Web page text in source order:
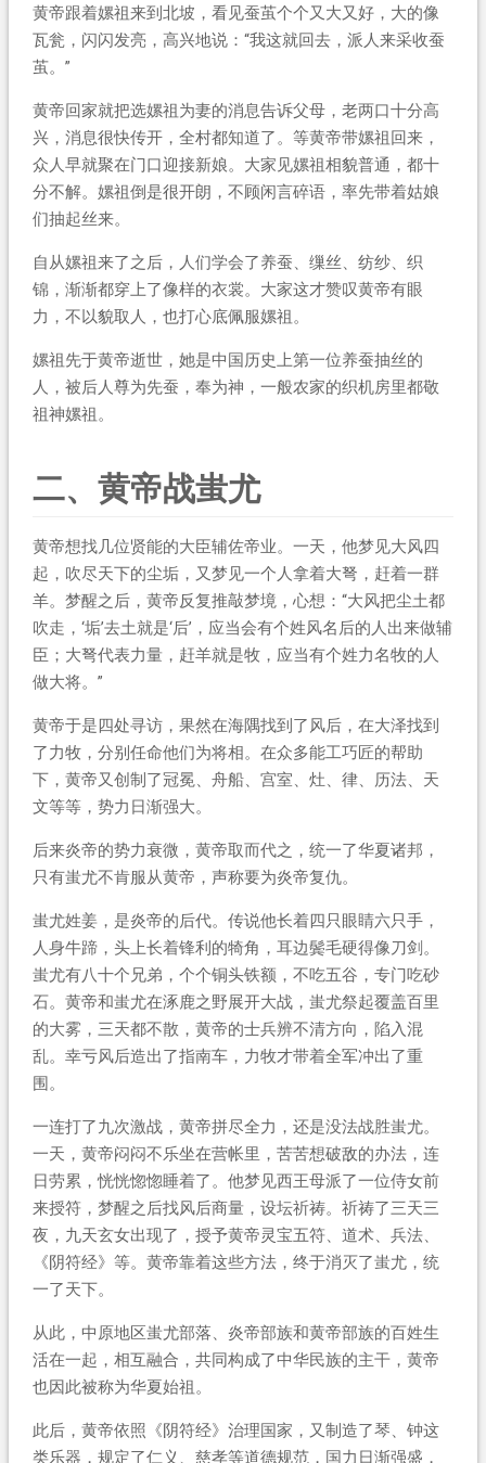
黄帝跟着嫘祖来到北坡，看见蚕茧个个又大又好，大的像
瓦瓮，闪闪发亮，高兴地说：“我这就回去，派人来采收蚕
茧。”
黄帝回家就把选嫘祖为妻的消息告诉父母，老两口十分高
兴，消息很快传开，全村都知道了。等黄帝带嫘祖回来，
众人早就聚在门口迎接新娘。大家见嫘祖相貌普通，都十
分不解。嫘祖倒是很开朗，不顾闲言碎语，率先带着姑娘
们抽起丝来。
自从嫘祖来了之后，人们学会了养蚕、缫丝、纺纱、织
锦，渐渐都穿上了像样的衣裳。大家这才赞叹黄帝有眼
力，不以貌取人，也打心底佩服嫘祖。
嫘祖先于黄帝逝世，她是中国历史上第一位养蚕抽丝的
人，被后人尊为先蚕，奉为神，一般农家的织机房里都敬
祖神嫘祖。
二、黄帝战蚩尤
黄帝想找几位贤能的大臣辅佐帝业。一天，他梦见大风四
起，吹尽天下的尘垢，又梦见一个人拿着大弩，赶着一群
羊。梦醒之后，黄帝反复推敲梦境，心想：“大风把尘土都
吹走，‘垢’去土就是‘后’，应当会有个姓风名后的人出来做辅
臣；大弩代表力量，赶羊就是牧，应当有个姓力名牧的人
做大将。”
黄帝于是四处寻访，果然在海隅找到了风后，在大泽找到
了力牧，分别任命他们为将相。在众多能工巧匠的帮助
下，黄帝又创制了冠冕、舟船、宫室、灶、律、历法、天
文等等，势力日渐强大。
后来炎帝的势力衰微，黄帝取而代之，统一了华夏诸邦，
只有蚩尤不肯服从黄帝，声称要为炎帝复仇。
蚩尤姓姜，是炎帝的后代。传说他长着四只眼睛六只手，
人身牛蹄，头上长着锋利的犄角，耳边鬓毛硬得像刀剑。
蚩尤有八十个兄弟，个个铜头铁额，不吃五谷，专门吃砂
石。黄帝和蚩尤在涿鹿之野展开大战，蚩尤祭起覆盖百里
的大雾，三天都不散，黄帝的士兵辨不清方向，陷入混
乱。幸亏风后造出了指南车，力牧才带着全军冲出了重
围。
一连打了九次激战，黄帝拼尽全力，还是没法战胜蚩尤。
一天，黄帝闷闷不乐坐在营帐里，苦苦想破敌的办法，连
日劳累，恍恍惚惚睡着了。他梦见西王母派了一位侍女前
来授符，梦醒之后找风后商量，设坛祈祷。祈祷了三天三
夜，九天玄女出现了，授予黄帝灵宝五符、道术、兵法、
《阴符经》等。黄帝靠着这些方法，终于消灭了蚩尤，统
一了天下。
从此，中原地区蚩尤部落、炎帝部族和黄帝部族的百姓生
活在一起，相互融合，共同构成了中华民族的主干，黄帝
也因此被称为华夏始祖。
此后，黄帝依照《阴符经》治理国家，又制造了琴、钟这
类乐器，规定了仁义、慈孝等道德规范，国力日渐强盛，